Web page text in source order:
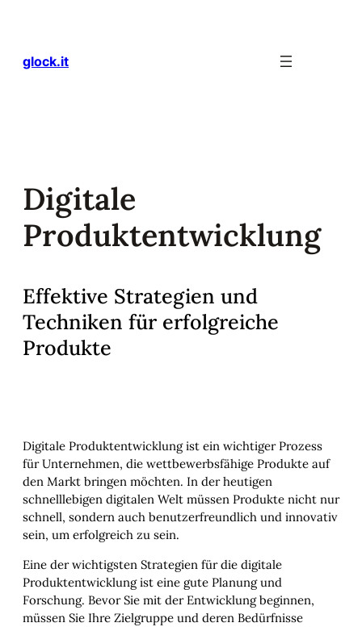
glock.it
Digitale
Produktentwicklung
Effektive Strategien und
Techniken für erfolgreiche
Produkte
Digitale Produktentwicklung ist ein wichtiger Prozess
für Unternehmen, die wettbewerbsfähige Produkte auf
den Markt bringen möchten. In der heutigen
schnelllebigen digitalen Welt müssen Produkte nicht nur
schnell, sondern auch benutzerfreundlich und innovativ
sein, um erfolgreich zu sein.
Eine der wichtigsten Strategien für die digitale
Produktentwicklung ist eine gute Planung und
Forschung. Bevor Sie mit der Entwicklung beginnen,
müssen Sie Ihre Zielgruppe und deren Bedürfnisse